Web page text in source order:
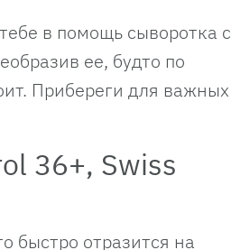
в помощь сыворотка с
ее, будто по
Прибереги для важных
36+, Swiss
быстро отразится на